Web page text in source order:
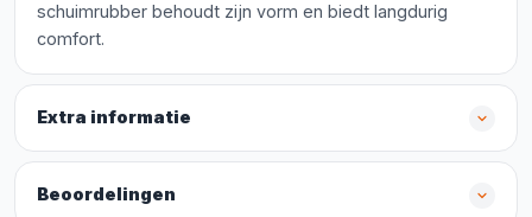
schuimrubber behoudt zijn vorm en biedt langdurig
comfort.
Extra informatie
Beoordelingen